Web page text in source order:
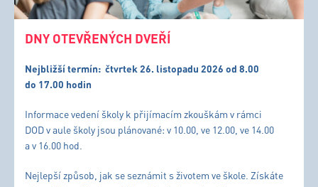
DNY OTEVŘENÝCH DVEŘÍ
Nejbližší termín: čtvrtek 26. listopadu 2026 od 8.00
do 17.00 hodin
Informace vedení školy k přijímacím zkouškám v rámci
DOD v aule školy jsou plánované: v 10.00, ve 12.00, ve 14.00
a v 16.00 hod.
Nejlepší způsob, jak se seznámit s životem ve škole. Získáte